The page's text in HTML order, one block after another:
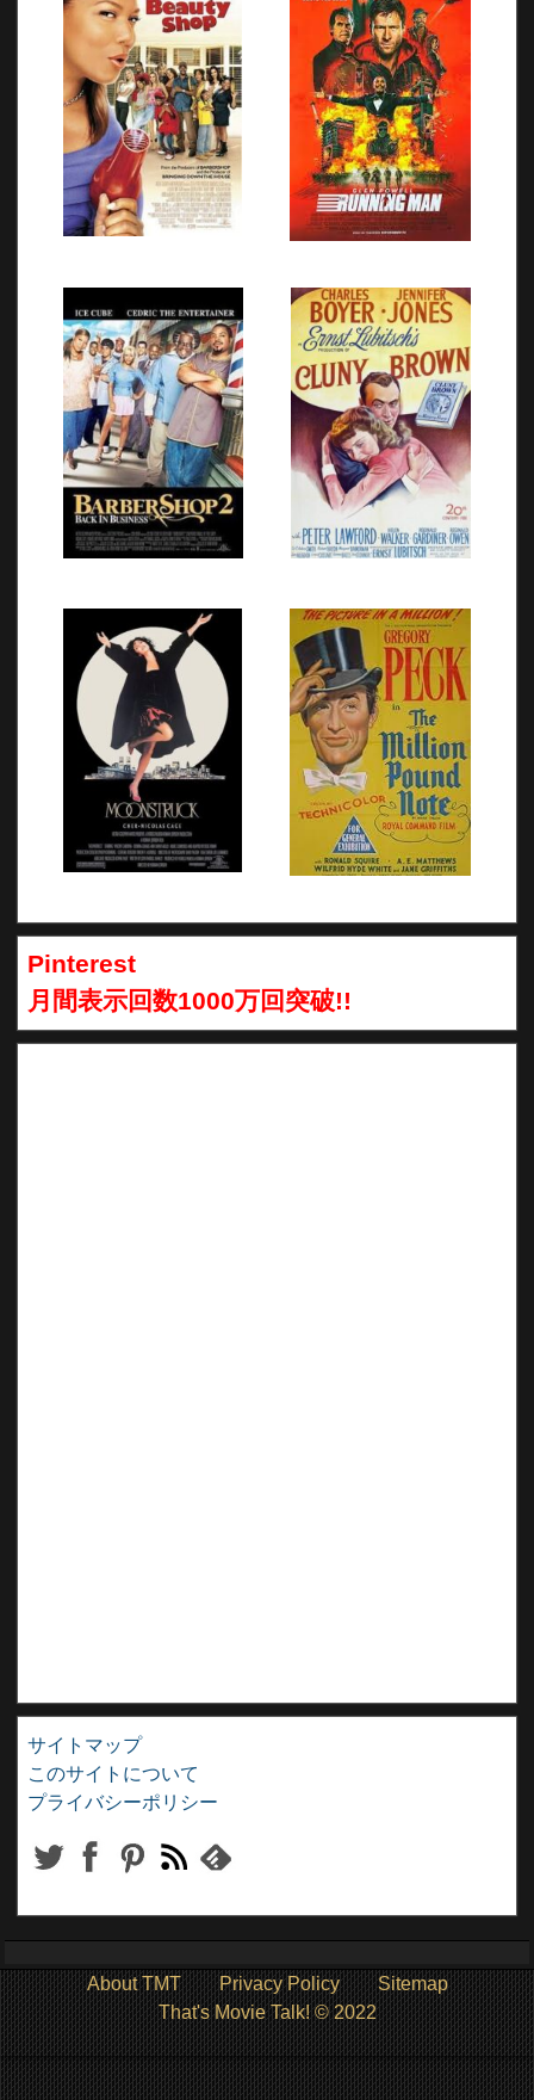
Pinterest
月間表示回数1000万回突破!!
サイトマップ
このサイトについて
プライバシーポリシー
About TMT Privacy Policy
Sitemap
That's Movie Talk! © 2022